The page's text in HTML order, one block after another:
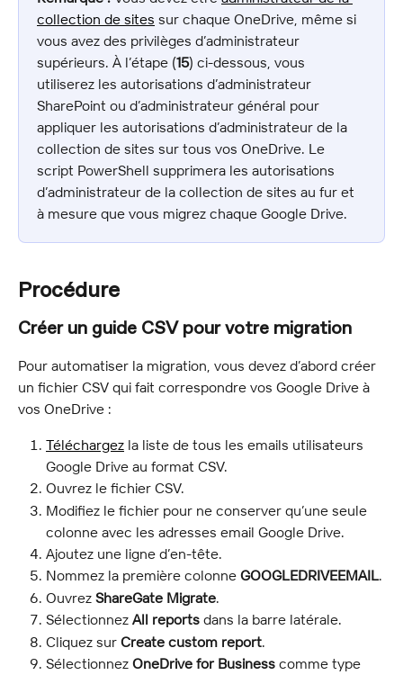
collection de sites sur chaque OneDrive, même si
vous avez des privilèges d’administrateur
supérieurs. À l’étape (15) ci-dessous, vous
utiliserez les autorisations d’administrateur
SharePoint ou d’administrateur général pour
appliquer les autorisations d’administrateur de la
collection de sites sur tous vos OneDrive. Le
script PowerShell supprimera les autorisations
d’administrateur de la collection de sites au fur et
à mesure que vous migrez chaque Google Drive.
Procédure
Créer un guide CSV pour votre migration
Pour automatiser la migration, vous devez d’abord créer
un fichier CSV qui fait correspondre vos Google Drive à
vos OneDrive :
Téléchargez la liste de tous les emails utilisateurs
Google Drive au format CSV.
Ouvrez le fichier CSV.
Modifiez le fichier pour ne conserver qu’une seule
colonne avec les adresses email Google Drive.
Ajoutez une ligne d’en-tête.
Nommez la première colonne GOOGLEDRIVEEMAIL.
Ouvrez ShareGate Migrate.
Sélectionnez All reports dans la barre latérale.
Cliquez sur Create custom report.
Sélectionnez OneDrive for Business comme type